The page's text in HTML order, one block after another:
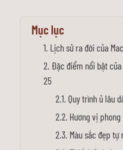
Mục lục
Lịch sử ra đời của
Đặc điểm nổi bật
25
Quy trình ủ lâu
Hương vị
Màu sắc đẹp tự